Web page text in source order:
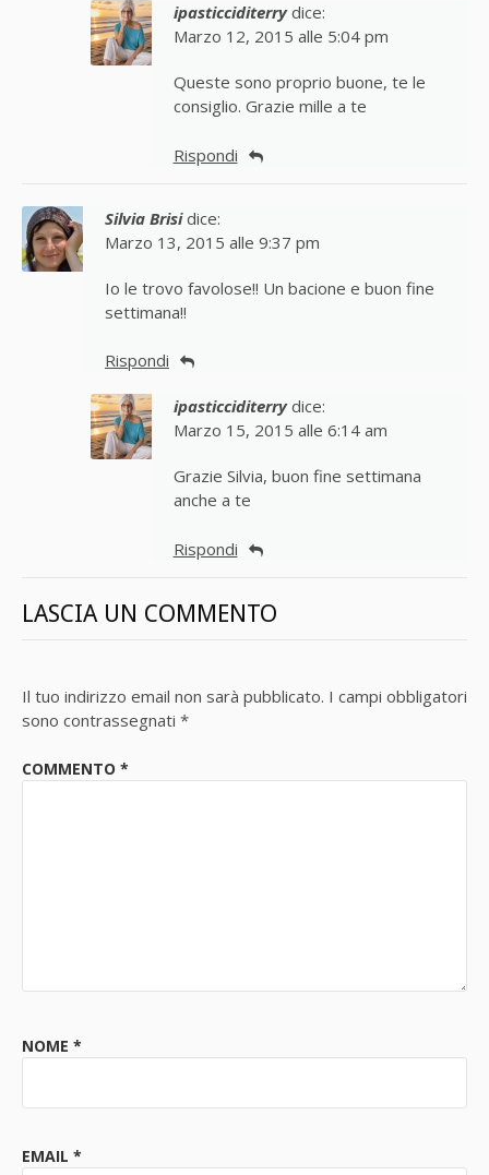
ipasticciditerry dice:
Marzo 12, 2015 alle 5:04 pm
Queste sono proprio buone, te le
consiglio. Grazie mille a te
Rispondi
Silvia Brisi dice:
Marzo 13, 2015 alle 9:37 pm
Io le trovo favolose!! Un bacione e buon fine
settimana!!
Rispondi
ipasticciditerry dice:
Marzo 15, 2015 alle 6:14 am
Grazie Silvia, buon fine settimana
anche a te
Rispondi
LASCIA UN COMMENTO
Il tuo indirizzo email non sarà pubblicato. I campi obbligatori
sono contrassegnati *
COMMENTO *
NOME *
EMAIL *